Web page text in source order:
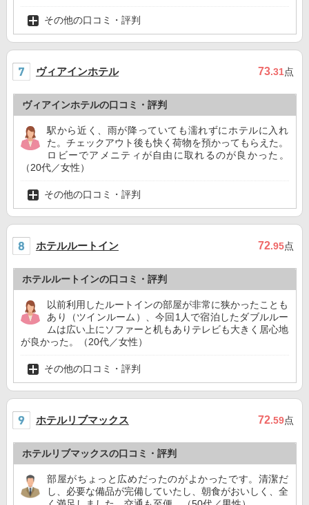
その他の口コミ・評判
ヴィアインホテル 73.31点
ヴィアインホテルの口コミ・評判
駅から近く、雨が降っていても濡れずにホテルに入れ
た。チェックアウト後も快く荷物を預かってもらえた。
ロビーでアメニティが自由に取れるのが良かった。
（20代／女性）
その他の口コミ・評判
ホテルルートイン 72.95点
ホテルルートインの口コミ・評判
以前利用したルートインの部屋が非常に狭かったことも
あり（ツインルーム）、今回1人で宿泊したダブルルー
ムは広い上にソファーと机もありテレビも大きく居心地
が良かった。（20代／女性）
その他の口コミ・評判
ホテルリブマックス 72.59点
ホテルリブマックスの口コミ・評判
部屋がちょっと広めだったのがよかったです。清潔だ
し、必要な備品が完備していたし、朝食がおいしく、全